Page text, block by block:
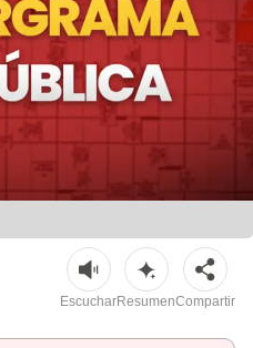
EscucharResumenCompartir